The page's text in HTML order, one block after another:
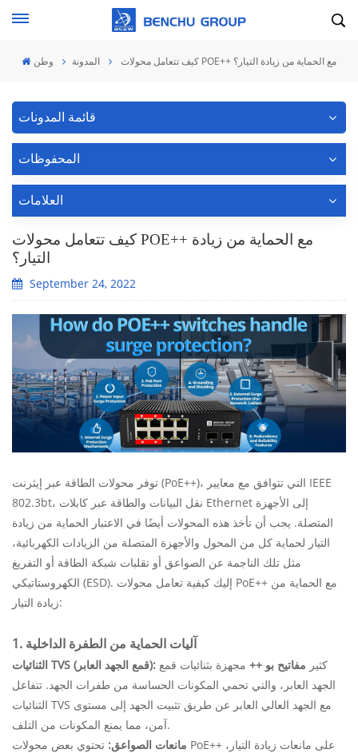
وطن المدونة كيف تتعامل محولات POE++ مع الحماية من زيادة التيار؟
قائمة المدونات
المحفوظات
العلامات
كيف تتعامل محولات POE++ مع الحماية من زيادة
التيار؟
September 24, 2022
توفر محولات الطاقة عبر إيثرنت (PoE++)، التي تتوافق مع معايير IEEE
802.3bt، نقل البيانات والطاقة عبر كابلات Ethernet إلى الأجهزة
المتصلة. يجب أن تأخذ هذه المحولات أيضًا في الاعتبار الحماية من زيادة
التيار لحماية كل من المحول والأجهزة المتصلة من الزيادات الكهربائية،
مثل تلك الناجمة عن الصواعق أو تقلبات شبكة الطاقة أو التفريغ
الكهروستاتيكي (ESD). إليك كيفية تعامل محولات PoE++ مع الحماية من
زيادة التيار:
1. آليات الحماية من الطفرة الداخلية
الثنائيات TVS (قمع الجهد العابر): كثير مفاتيح بو ++ مجهزة بثنائيات قمع
الجهد العابر، والتي تحمي المكونات الحساسة من طفرات الجهد. تتفاعل
الثنائيات TVS مع الجهد العالي العابر عن طريق تثبيت الجهد إلى مستوى
آمن، مما يمنع المكونات من التلف.
مانعات الصواعق: تحتوي بعض محولات PoE++ على مانعات زيادة التيار،